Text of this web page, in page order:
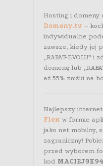
Hosting i domeny
Domeny.tv –
indywidualne
zawsze, kiedy jej
„RABAT-EVOLU” i
domenę lub
aż 55% zniżki na
Najlepszy internet
Flex w formie
jako net mobilny,
zagraniczny!
przed wyborem
kod MACIEJ9K94